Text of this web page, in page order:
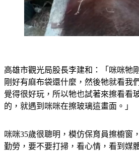
高雄市觀光局股長李建和：「咪咪牠
剛好有麻布袋還什麼，然後牠就看我
覺得很好玩，所以牠也試著來擦看看
的，就遇到咪咪在擦玻璃這畫面。」
咪咪35歲很聰明，模仿保育員擦櫥窗
勤勞，要不要打掃，看心情，看到媒